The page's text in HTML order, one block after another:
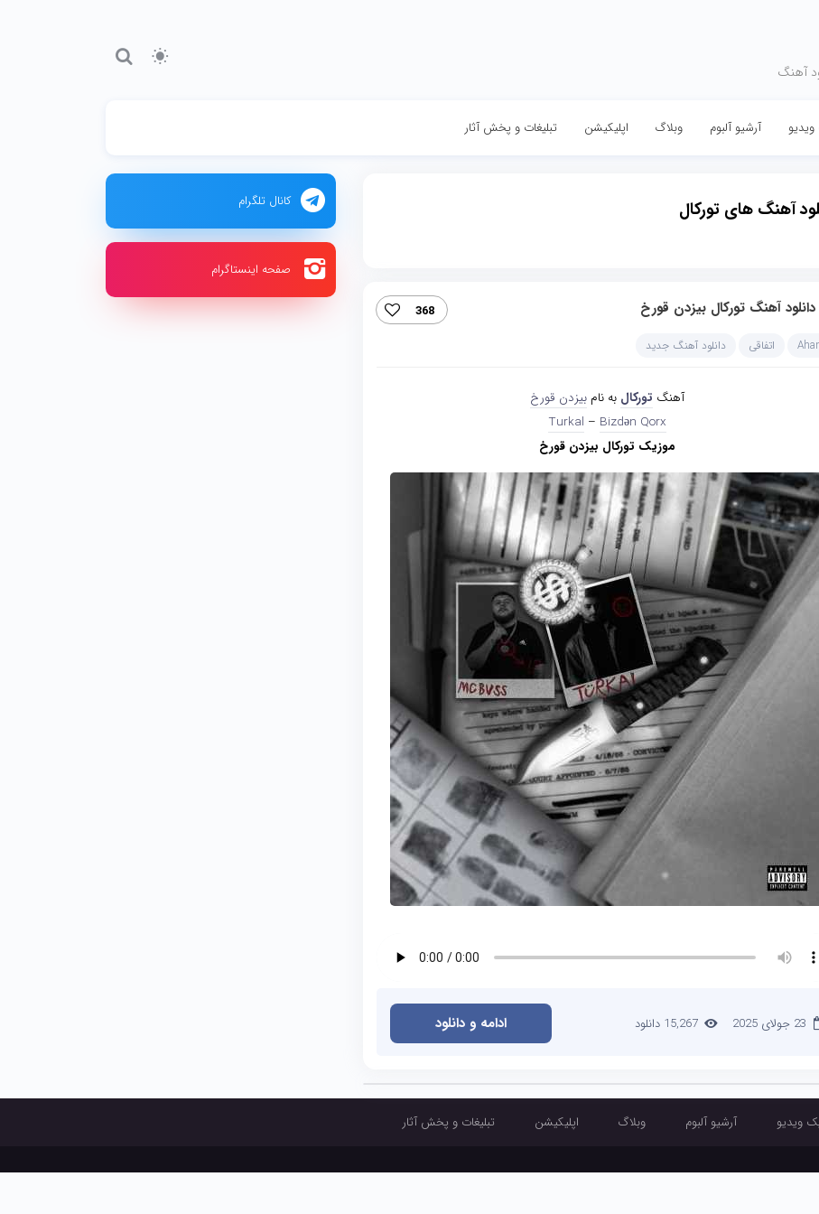
آهنگ
آرشیو آلبوم وبلاگ اپلیکیشن تبلیغات و پخش آثار
آهنگ های تورکال
دانلود آهنگ تورکال بیزدن قورخ 368
اتفاقی دانلود آهنگ جدید
آهنگ تورکال به نامبیزدن قورخ
Turkal – Bizdən Qorx
موزیک تورکال بیزدن قورخ
23 جولای 2025 15,267 دانلود ادامه و دانلود
کانال تلگرام
صفحه اینستاگرام
ویدیو آرشیو آلبوم وبلاگ اپلیکیشن تبلیغات و پخش آثار